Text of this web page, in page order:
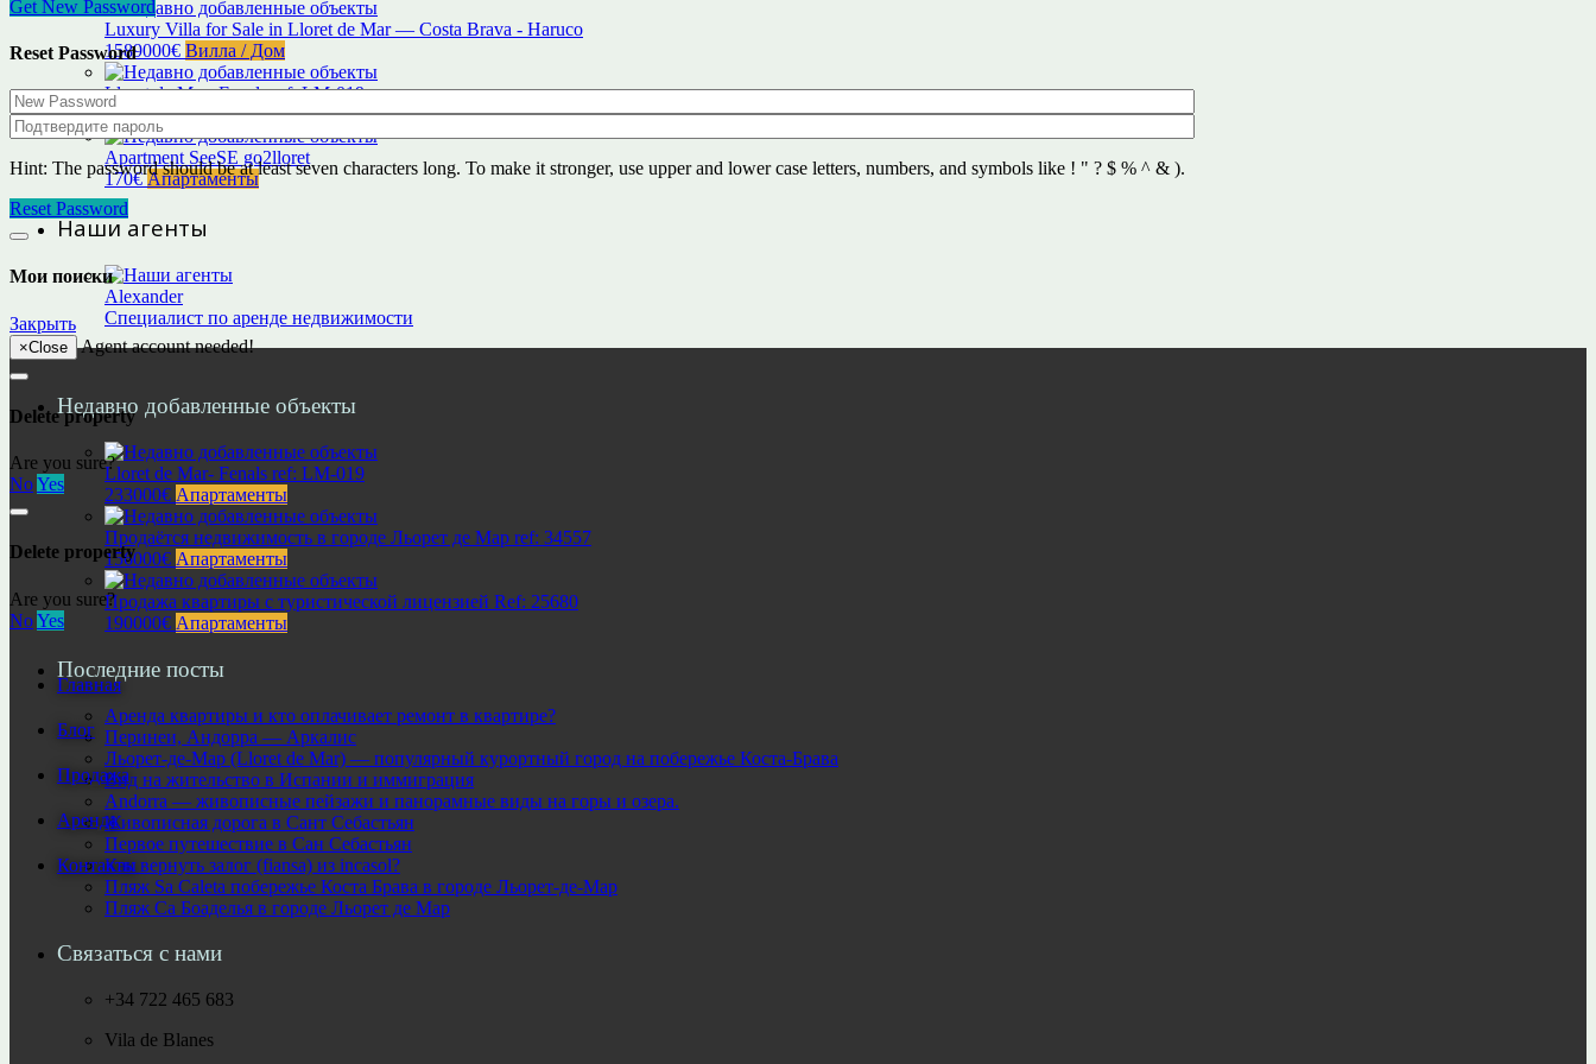
Get New Password
Reset Password
Hint: The password should be at least seven characters long. To make it stronger, use upper and lower case letters, numbers, and symbols like ! " ? $ % ^ & ).
Reset Password
Мои поиски
Закрыть
×Close Agent account needed!
Delete property
Are you sure?
NoYes
Delete property
Are you sure?
NoYes
Главная
Блог
Продажа
Аренда
Контакты
Luxury Villa for Sale in Lloret de Mar — Costa Brava - Haruco
1589000€ Вилла / Дом
Lloret de Mar- Fenals ref: LM-019
233000€Апартаменты
Apartment SeeSE go2lloret
170€Апартаменты
Наши агенты
Alexander
Специалист по аренде недвижимости
Недавно добавленные объекты
Lloret de Mar- Fenals ref: LM-019
233000€ Апартаменты
Продаётся недвижимость в городе Льорет де Мар ref: 34557
156000€ Апартаменты
Продажа квартиры с туристической лицензией Ref: 25680
190000€ Апартаменты
Последние посты
Аренда квартиры и кто оплачивает ремонт в квартире?
Перинеи, Андорра — Аркалис
Льорет-де-Мар (Lloret de Mar) — популярный курортный город на побережье Коста-Брава
Вид на жительство в Испании и иммиграция
Andorra — живописные пейзажи и панорамные виды на горы и озера.
Живописная дорога в Сант Себастьян
Первое путешествие в Сан Себастьян
Как вернуть залог (fiansa) из incasol?
Пляж Sa Caleta побережье Коста Брава в городе Льорет-де-Мар
Пляж Са Боаделья в городе Льорет де Мар
Связаться с нами
+34 722 465 683
Vila de Blanes